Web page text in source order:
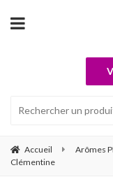
Accueil Arômes
Clémentine